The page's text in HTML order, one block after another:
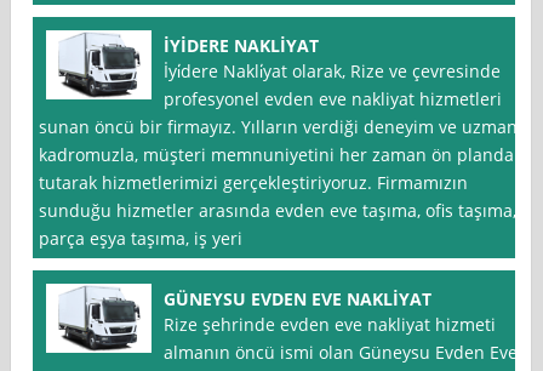
İYİDERE NAKLİYAT
İyi̇dere Nakli̇yat olarak, Rize ve çevresinde
profesyonel evden eve nakliyat hizmetleri
sunan öncü bir firmayız. Yılların verdiği deneyim ve uzman
kadromuzla, müşteri memnuniyetini her zaman ön planda
tutarak hizmetlerimizi gerçekleştiriyoruz. Firmamızın
sunduğu hizmetler arasında evden eve taşıma, ofis taşıma,
parça eşya taşıma, iş yeri
GÜNEYSU EVDEN EVE NAKLİYAT
Rize şehrinde evden eve nakliyat hizmeti
almanın öncü ismi olan Güneysu Evden Eve